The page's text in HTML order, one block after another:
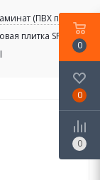
(ПВХ плитка)
плитка SPC ПВХ
0
0
0